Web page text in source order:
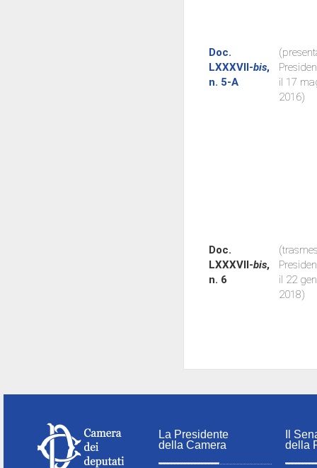
Doc.
LXXXVII-bis,
n. 5-A
il 17
2016)
Doc.
LXXXVII-bis,
n. 6
il 22
2018)
La Presidente
della Camera
Il
della